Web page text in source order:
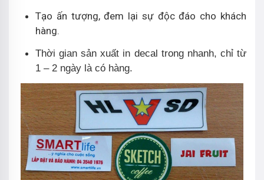
Tạo ấn tượng, đem lại sự độc đáo cho khách
hàng.
Thời gian sản xuất in decal trong nhanh, chỉ từ
1 – 2 ngày là có hàng.